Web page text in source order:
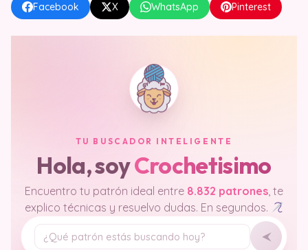
Facebook X WhatsApp Pinterest
TU BUSCADOR INTELIGENTE
Hola, soyCrochetisimo
Encuentro tu patrón ideal entre 8.832 patrones, te
explico técnicas y resuelvo dudas. En segundos.
Tu pregunta